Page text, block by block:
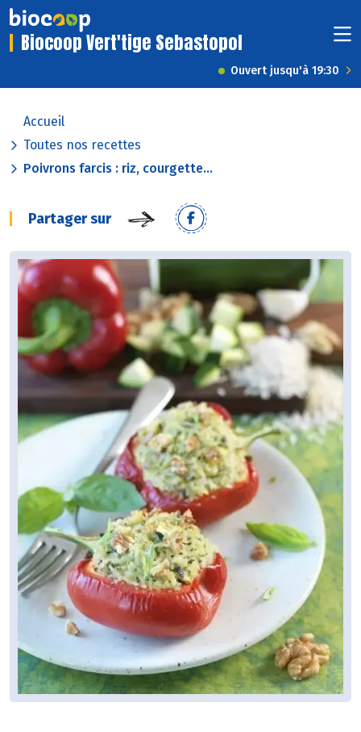
Biocoop Vert'tige Sebastopol
Ouvert jusqu'à 19:30
Accueil
Toutes nos recettes
Poivrons farcis : riz, courgette...
Partager sur